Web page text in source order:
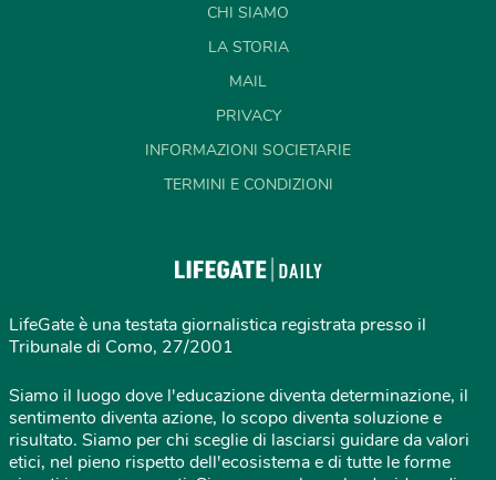
CHI SIAMO
LA STORIA
MAIL
PRIVACY
INFORMAZIONI SOCIETARIE
TERMINI E CONDIZIONI
LifeGate è una testata giornalistica registrata presso il
Tribunale di Como, 27/2001
Siamo il luogo dove l'educazione diventa determinazione, il
sentimento diventa azione, lo scopo diventa soluzione e
risultato. Siamo per chi sceglie di lasciarsi guidare da valori
etici, nel pieno rispetto dell'ecosistema e di tutte le forme